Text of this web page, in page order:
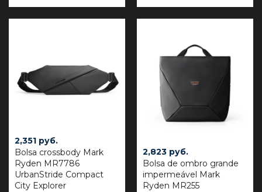
2,351 руб.
Bolsa crossbody Mark
Ryden MR7786
UrbanStride Compact
City Explorer
2,823 руб.
Bolsa de ombro grande
impermeável Mark
Ryden MR255